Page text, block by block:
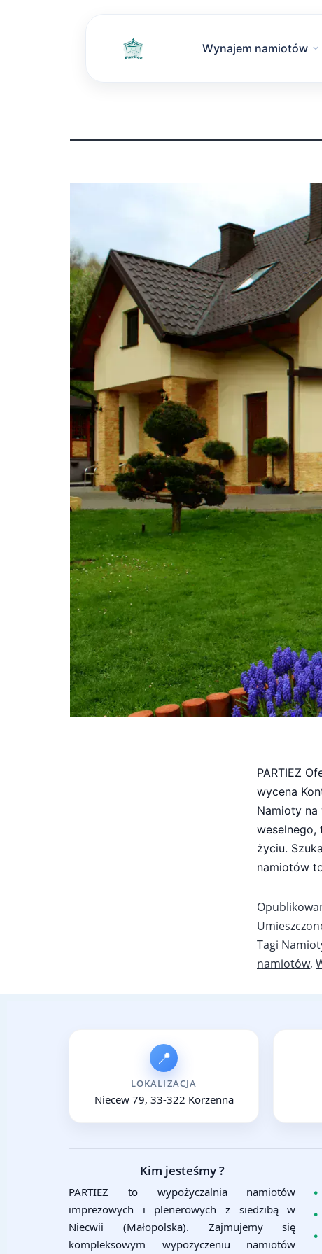
Wynajem namiotów
PARTIEZ
wycena
Namioty na
weselnego,
życiu.
namiotów
Tagi
namiotów,
📍
LOKALIZACJA
Niecew 79, 33-322 Korzenna
Kim jesteśmy ?
PARTIEZ to wypożyczalnia namiotów
imprezowych i plenerowych z siedzibą w
Niecwii (Małopolska). Zajmujemy się
kompleksowym wypożyczeniu namiotów